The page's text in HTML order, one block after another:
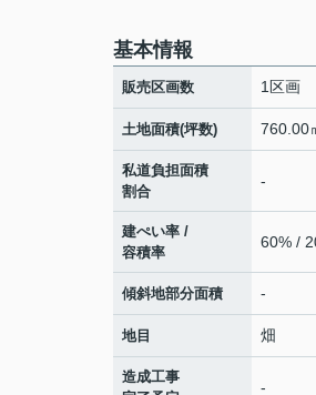
基本情報
販売区画数 1区画
土地面積(坪数) 760.00
私道負担面積
割合
-
建ぺい率 /
容積率
60% /
傾斜地部分面積 -
地目 畑
造成工事
-